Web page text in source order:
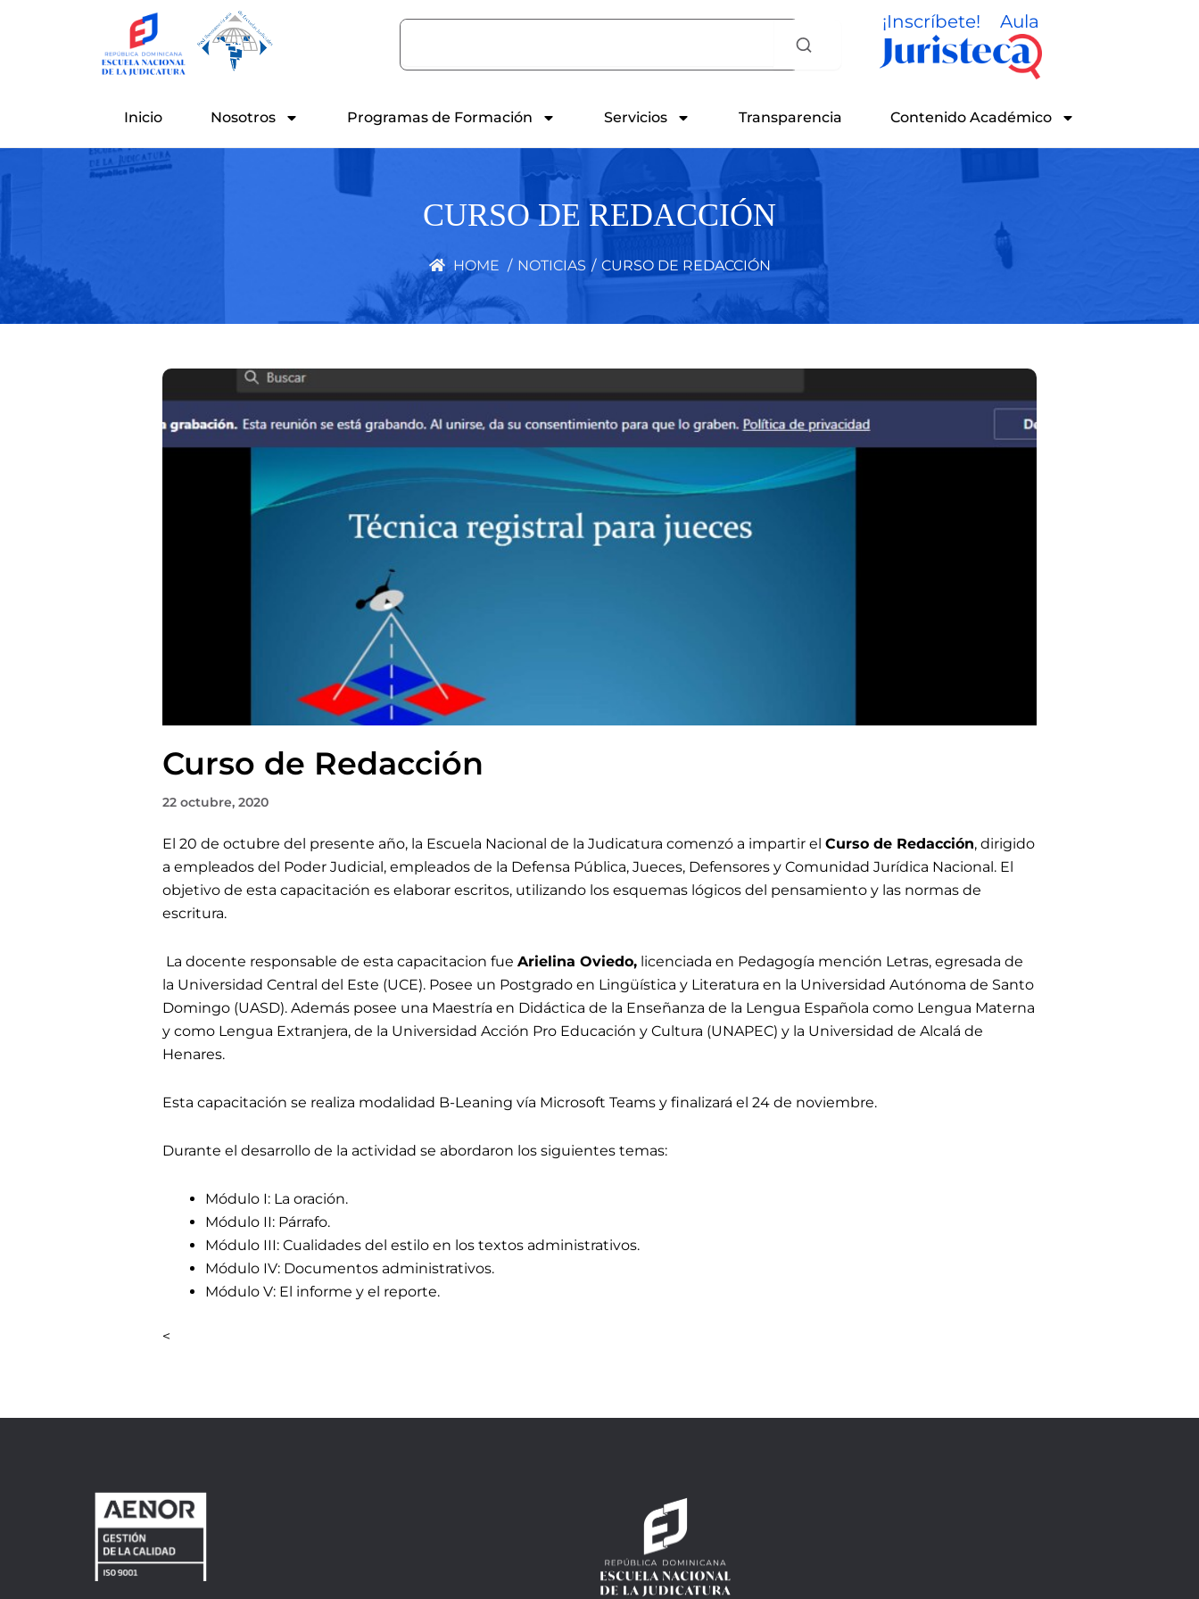
Search ¡Inscríbete! Aula
Inicio Nosotros Programas de Formación Servicios Transparencia Contenido Académico
CURSO DE REDACCIÓN
HOME / NOTICIAS / CURSO DE REDACCIÓN
Curso de Redacción
22 octubre, 2020
El 20 de octubre del presente año, la Escuela Nacional de la Judicatura comenzó a impartir el Curso de Redacción, dirigido
a empleados del Poder Judicial, empleados de la Defensa Pública, Jueces, Defensores y Comunidad Jurídica Nacional. El
objetivo de esta capacitación es elaborar escritos, utilizando los esquemas lógicos del pensamiento y las normas de
escritura.
La docente responsable de esta capacitacion fue Arielina Oviedo, licenciada en Pedagogía mención Letras, egresada de
la Universidad Central del Este (UCE). Posee un Postgrado en Lingüística y Literatura en la Universidad Autónoma de Santo
Domingo (UASD). Además posee una Maestría en Didáctica de la Enseñanza de la Lengua Española como Lengua Materna
y como Lengua Extranjera, de la Universidad Acción Pro Educación y Cultura (UNAPEC) y la Universidad de Alcalá de
Henares.
Esta capacitación se realiza modalidad B-Leaning vía Microsoft Teams y finalizará el 24 de noviembre.
Durante el desarrollo de la actividad se abordaron los siguientes temas:
Módulo I: La oración.
Módulo II: Párrafo.
Módulo III: Cualidades del estilo en los textos administrativos.
Módulo IV: Documentos administrativos.
Módulo V: El informe y el reporte.
<